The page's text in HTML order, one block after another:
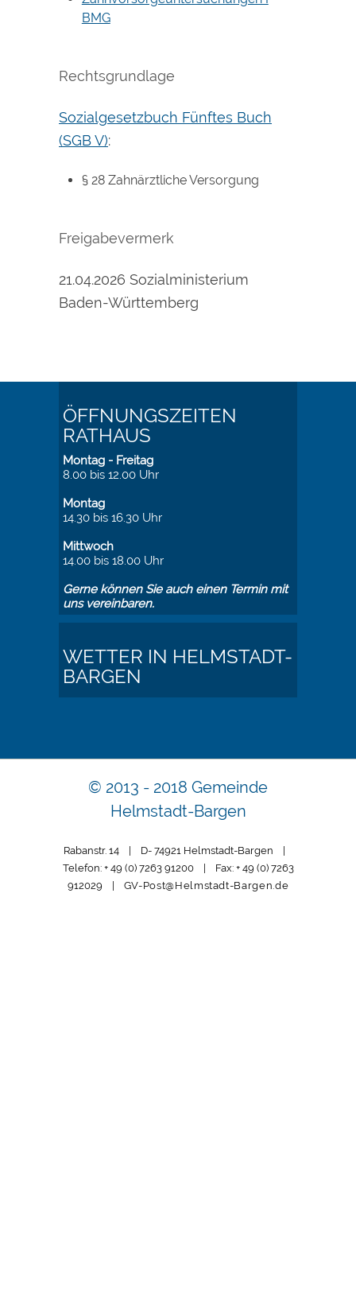
BMG
Rechtsgrundlage
Sozialgesetzbuch Fünftes Buch
(SGB V):
§ 28Zahnärztliche Versorgung
Freigabevermerk
21.04.2026 Sozialministerium
Baden-Württemberg
ÖFFNUNGSZEITEN
RATHAUS
Montag - Freitag
8.00 bis 12.00 Uhr
Montag
14.30 bis 16.30 Uhr
Mittwoch
14.00 bis 18.00 Uhr
Gerne können Sie auch einen Termin mit
uns vereinbaren.
WETTER IN HELMSTADT-
BARGEN
© 2013 - 2018 Gemeinde
Helmstadt-Bargen
Rabanstr. 14 | D- 74921 Helmstadt-Bargen |
Telefon: + 49 (0) 7263 91200 | Fax: + 49 (0) 7263
912029 | GV-Post@Helmstadt-Bargen.de